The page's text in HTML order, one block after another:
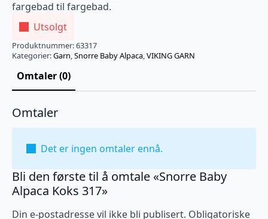
fargebad til fargebad.
Utsolgt
Produktnummer:63317
Kategorier:Garn,Snorre Baby Alpaca,VIKING GARN
Omtaler (0)
Omtaler
Det er ingen omtaler ennå.
Bli den første til å omtale «Snorre Baby
Alpaca Koks 317»
Din e-postadresse vil ikke bli publisert. Obligatoriske